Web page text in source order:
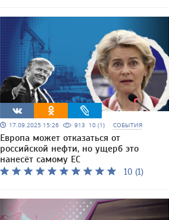
17.09.2025 15:26 913 10 (1) СОБЫТИЯ
Европа может отказаться от
российской нефти, но ущерб это
нанесёт самому ЕС
10 (1)